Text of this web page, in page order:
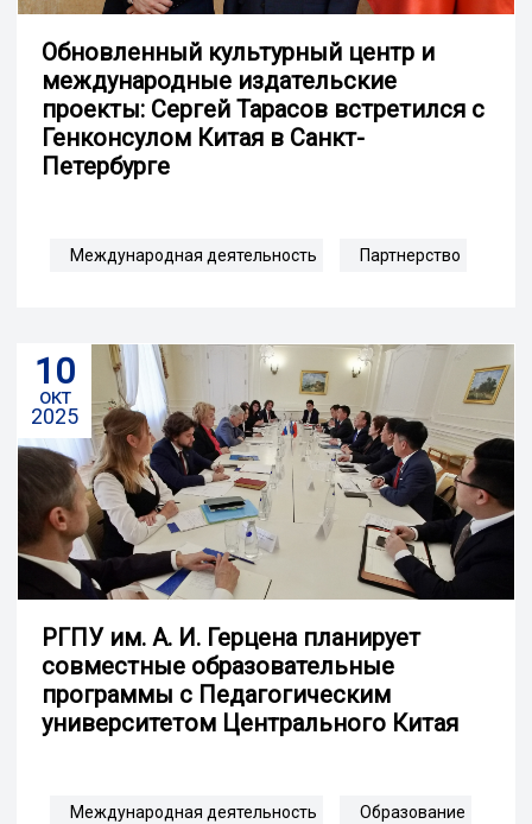
Обновленный культурный центр и
международные издательские
проекты: Сергей Тарасов встретился с
Генконсулом Китая в Санкт-
Петербурге
Международная деятельность Партнерство
10
окт
2025
РГПУ им. А. И. Герцена планирует
совместные образовательные
программы с Педагогическим
университетом Центрального Китая
Международная деятельность Образование